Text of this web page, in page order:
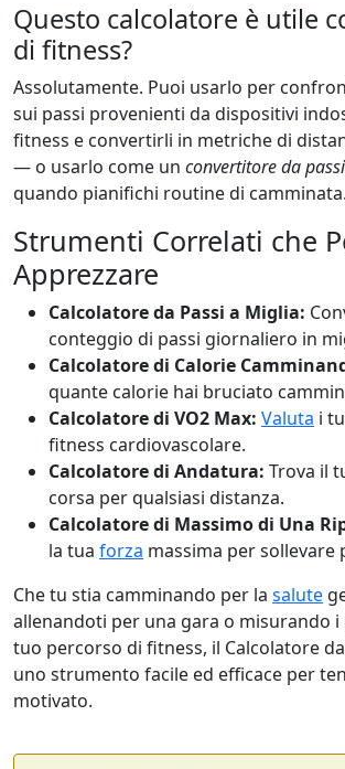
Questo calcolatore è utile
di fitness?
Assolutamente. Puoi usarlo per
sui passi provenienti da dispositivi
fitness e convertirli in metriche di
— o usarlo come un convertitore da
quando pianifichi routine di camminata.
Strumenti Correlati che
Apprezzare
Calcolatore da Passi a Miglia:
conteggio di passi giornaliero in
Calcolatore di Calorie
quante calorie hai bruciato
Calcolatore di VO2 Max: Valuta i
fitness cardiovascolare.
Calcolatore di Andatura: Trova il
corsa per qualsiasi distanza.
Calcolatore di Massimo di Una
la tua forza massima per sollevare
Che tu stia camminando per la salute
allenandoti per una gara o misurando
tuo percorso di fitness, il Calcolatore
uno strumento facile ed efficace per
motivato.